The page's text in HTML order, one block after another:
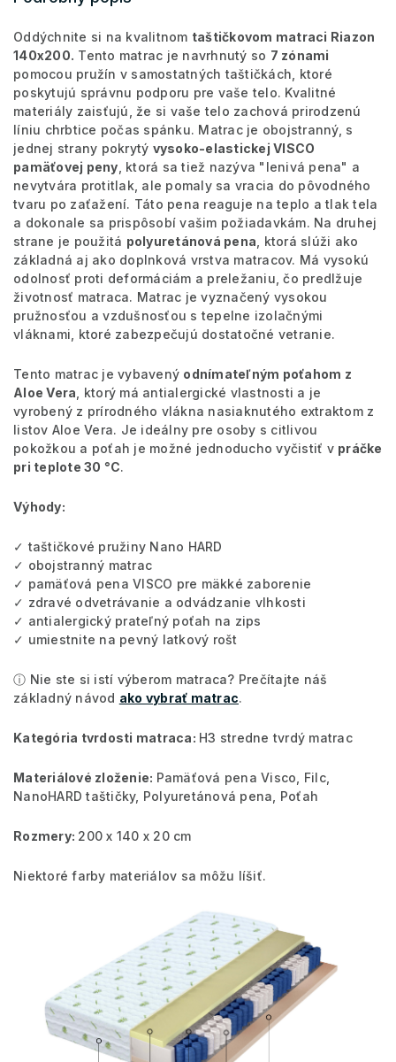
Oddýchnite si na kvalitnom taštičkovom matraci Riazon
140x200. Tento matrac je navrhnutý so 7 zónami
pomocou pružín v samostatných taštičkách, ktoré
poskytujú správnu podporu pre vaše telo. Kvalitné
materiály zaisťujú, že si vaše telo zachová prirodzenú
líniu chrbtice počas spánku. Matrac je obojstranný, s
jednej strany pokrytý vysoko-elastickej VISCO
pamäťovej peny , ktorá sa tiež nazýva "lenivá pena" a
nevytvára protitlak, ale pomaly sa vracia do pôvodného
tvaru po zaťažení. Táto pena reaguje na teplo a tlak tela
a dokonale sa prispôsobí vašim požiadavkám. Na druhej
strane je použitá polyuretánová pena , ktorá slúži ako
základná aj ako doplnková vrstva matracov. Má vysokú
odolnosť proti deformáciám a preležaniu, čo predlžuje
životnosť matraca. Matrac je vyznačený vysokou
pružnosťou a vzdušnosťou s tepelne izolačnými
vláknami, ktoré zabezpečujú dostatočné vetranie.
Tento matrac je vybavený odnímateľným poťahom z
Aloe Vera , ktorý má antialergické vlastnosti a je
vyrobený z prírodného vlákna nasiaknutého extraktom z
listov Aloe Vera. Je ideálny pre osoby s citlivou
pokožkou a poťah je možné jednoducho vyčistiť v práčke
pri teplote 30 °C.
Výhody:
✓ taštičkové pružiny Nano HARD
✓ obojstranný matrac
✓ pamäťová pena VISCO pre mäkké zaborenie
✓ zdravé odvetrávanie a odvádzanie vlhkosti
✓ antialergický prateľný poťah na zips
✓ umiestnite na pevný latkový rošt
ⓘ Nie ste si istí výberom matraca? Prečítajte náš
základný návod ako vybrať matrac.
Kategória tvrdosti matraca: H3 stredne tvrdý matrac
Materiálové zloženie: Pamäťová pena Visco, Filc,
NanoHARD taštičky, Polyuretánová pena, Poťah
Rozmery: 200 x 140 x 20 cm
Niektoré farby materiálov sa môžu líšiť.